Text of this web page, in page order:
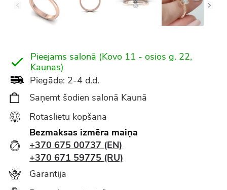
Pieejams salonā (Kovo 11 - osios g. 22,
Kaunas)
Piegāde: 2-4 d.d.
Saņemt šodien salonā Kaunā
Rotaslietu kopšana
Bezmaksas izmēra maiņa
+370 675 00737 (EN)
+370 671 59775 (RU)
Garantija